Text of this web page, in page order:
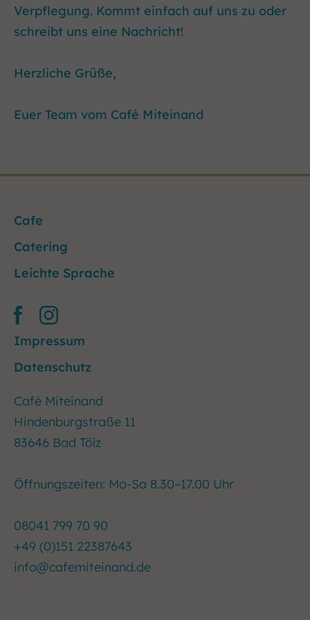
Verpflegung. Kommt einfach auf uns zu oder
schreibt uns eine Nachricht!
Herzliche Grüße,
Euer Team vom Café Miteinand
Cafe
Catering
Leichte Sprache
Impressum
Datenschutz
Café Miteinand
Hindenburgstraße 11
83646 Bad Tölz
Öffnungszeiten: Mo-Sa 8.30–17.00 Uhr
08041 799 70 90
+49 (0)151 22387643
info@cafemiteinand.de